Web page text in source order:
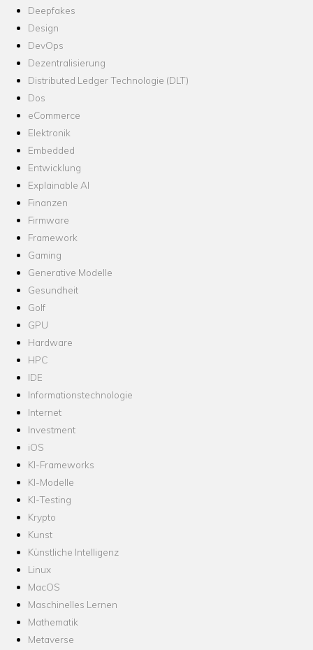
Deepfakes
Design
DevOps
Dezentralisierung
Distributed Ledger Technologie (DLT)
Dos
eCommerce
Elektronik
Embedded
Entwicklung
Explainable AI
Finanzen
Firmware
Framework
Gaming
Generative Modelle
Gesundheit
Golf
GPU
Hardware
HPC
IDE
Informationstechnologie
Internet
Investment
iOS
KI-Frameworks
KI-Modelle
KI-Testing
Krypto
Kunst
Künstliche Intelligenz
Linux
MacOS
Maschinelles Lernen
Mathematik
Metaverse